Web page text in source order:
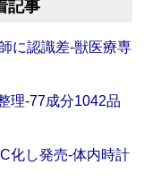
記事
に認識差‐獣医療専
理‐77成分1042品
化し発売‐体内時計